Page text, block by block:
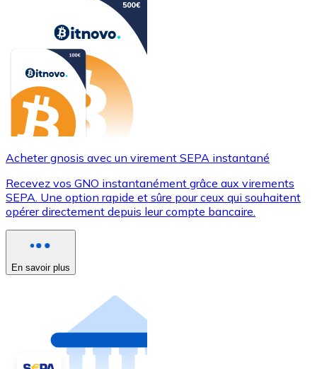
Acheter gnosis avec un virement SEPA instantané
Recevez vos GNO instantanément grâce aux virements
SEPA. Une option rapide et sûre pour ceux qui souhaitent
opérer directement depuis leur compte bancaire.
En savoir plus